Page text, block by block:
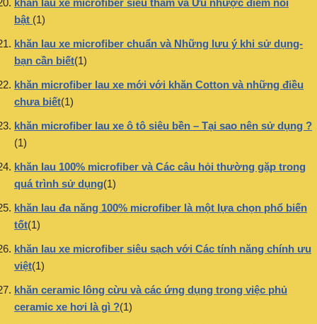
khăn lau xe microfiber siêu thấm và Ưu nhược điểm nổi
bật (1)
khăn lau xe microfiber chuẩn và Những lưu ý khi sử dụng-
bạn cần biết(1)
khăn microfiber lau xe mới với khăn Cotton và những điều
chưa biết(1)
khăn microfiber lau xe ô tô siêu bền – Tại sao nên sử dụng ?
(1)
khăn lau 100% microfiber và Các câu hỏi thường gặp trong
quá trình sử dụng(1)
khăn lau đa năng 100% microfiber là một lựa chọn phổ biến
tốt(1)
khăn lau xe microfiber siêu sạch với Các tính năng chính ưu
việt(1)
khăn ceramic lông cừu và các ứng dụng trong việc phủ
ceramic xe hơi là gì ?(1)